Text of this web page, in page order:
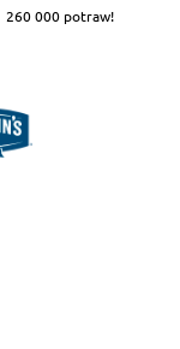
260 000 potraw!